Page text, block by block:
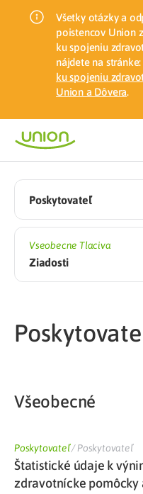
Všetky otázky a
poistencov Union
ku spojeniu
nájdete na stránke:
ku spojeniu
Union a Dôvera.
Poskytovateľ
Vseobecne Tlaciva
Ziadosti
Všeobecné
Poskytovateľ/Poskytovateľ
Štatistické údaje k
zdravotnícke